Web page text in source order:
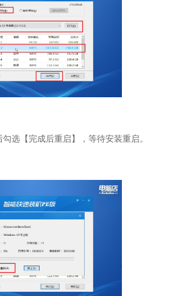
选【完成后重启】，等待安装重启。